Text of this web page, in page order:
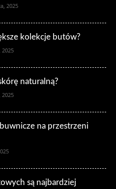
2025
kolekcje butów?
2025
naturalną?
2025
na przestrzeni
są najbardziej